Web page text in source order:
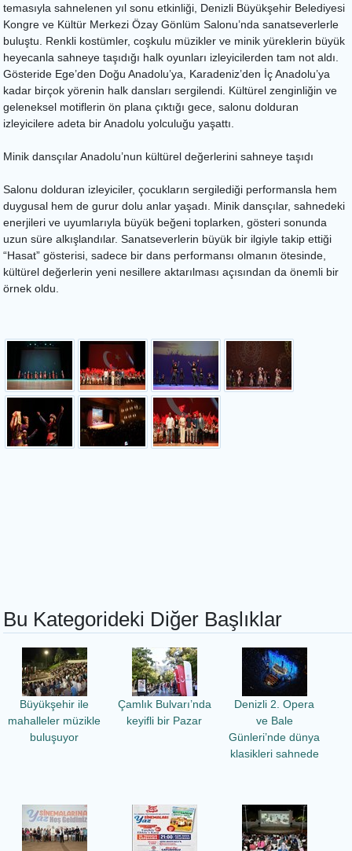
temasıyla sahnelenen yıl sonu etkinliği, Denizli Büyükşehir Belediyesi
Kongre ve Kültür Merkezi Özay Gönlüm Salonu’nda sanatseverlerle
buluştu. Renkli kostümler, coşkulu müzikler ve minik yüreklerin büyük
heyecanla sahneye taşıdığı halk oyunları izleyicilerden tam not aldı.
Gösteride Ege’den Doğu Anadolu’ya, Karadeniz’den İç Anadolu’ya
kadar birçok yörenin halk dansları sergilendi. Kültürel zenginliğin ve
geleneksel motiflerin ön plana çıktığı gece, salonu dolduran
izleyicilere adeta bir Anadolu yolculuğu yaşattı.
Minik dansçılar Anadolu’nun kültürel değerlerini sahneye taşıdı
Salonu dolduran izleyiciler, çocukların sergilediği performansla hem
duygusal hem de gurur dolu anlar yaşadı. Minik dansçılar, sahnedeki
enerjileri ve uyumlarıyla büyük beğeni toplarken, gösteri sonunda
uzun süre alkışlandılar. Sanatseverlerin büyük bir ilgiyle takip ettiği
“Hasat” gösterisi, sadece bir dans performansı olmanın ötesinde,
kültürel değerlerin yeni nesillere aktarılması açısından da önemli bir
örnek oldu.
Bu Kategorideki Diğer Başlıklar
Büyükşehir ile
mahalleler müzikle
buluşuyor
Çamlık Bulvarı’nda
keyifli bir Pazar
Denizli 2. Opera
ve Bale
Günleri’nde dünya
klasikleri sahnede